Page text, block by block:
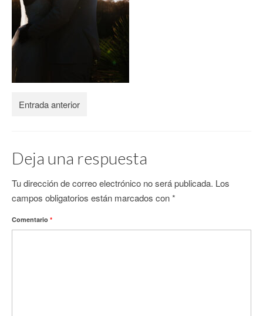
SOBRE LM
Entrada anterior
Deja una respuesta
Tu dirección de correo electrónico no será publicada. Los
campos obligatorios están marcados con*
Comentario *